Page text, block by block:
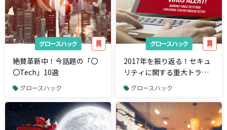
グロースハック
絶賛革新中！今話題の「〇
〇Tech」10選
グロースハック
グロースハック
2017年を振り返る！セキュ
リティに関する重大トラブ
ル10選と対策ポイント
グロースハック